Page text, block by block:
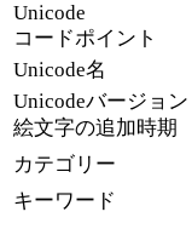
Unicode
コードポイント
Unicode名
Unicodeバージョン
絵文字の追加時期
カテゴリー
キーワード